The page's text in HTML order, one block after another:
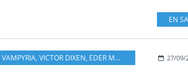
EN
VAMPYRIA, VICTOR DIXEN, EDER MESSIAS GLENAT,
27/09/